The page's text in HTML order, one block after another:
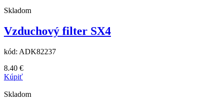
Skladom
Vzduchový filter SX4
kód: ADK82237
8.40 €
Kúpiť
Skladom